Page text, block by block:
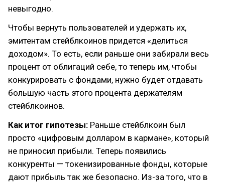
невыгодно.
Чтобы вернуть пользователей и удержать их,
эмитентам стейблкоинов придется «делиться
доходом». То есть, если раньше они забирали весь
процент от облигаций себе, то теперь им, чтобы
конкурировать с фондами, нужно будет отдавать
большую часть этого процента держателям
стейблкоинов.
Как итог гипотезы: Раньше стейблкоин был
просто «цифровым долларом в кармане», который
не приносил прибыли. Теперь появились
конкуренты — токенизированные фонды, которые
дают прибыль так же безопасно. Из-за того, что в